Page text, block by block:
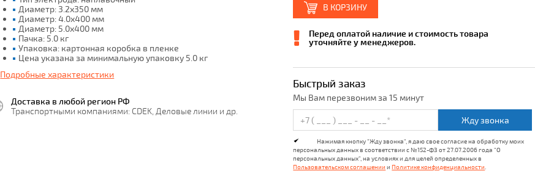
В КОРЗИНУ
Перед оплатой наличие и стоимость товара
уточняйте у менеджеров.
Быстрый заказ
Мы Вам перезвоним за 15 минут
Жду звонка
Нажимая кнопку "Жду звонка", я даю свое согласие на обработку моих
персональных данных в соответствии с №152-ФЗ от 27.07.2006 года "О
персональных данных", на условиях и для целей определенных в
Пользовательском соглашении иПолитике конфиденциальности
Диаметр: 3.2х350 мм
Диаметр: 4.0х400 мм
Диаметр: 5.0х400 мм
Пачка: 5.0 кг
Упаковка: картонная коробка в пленке
Цена указана за минимальную упаковку 5.0 кг
Подробные характеристики
Доставка в любой регион РФ
Транспортными компаниями: CDEK, Деловые линии и др.